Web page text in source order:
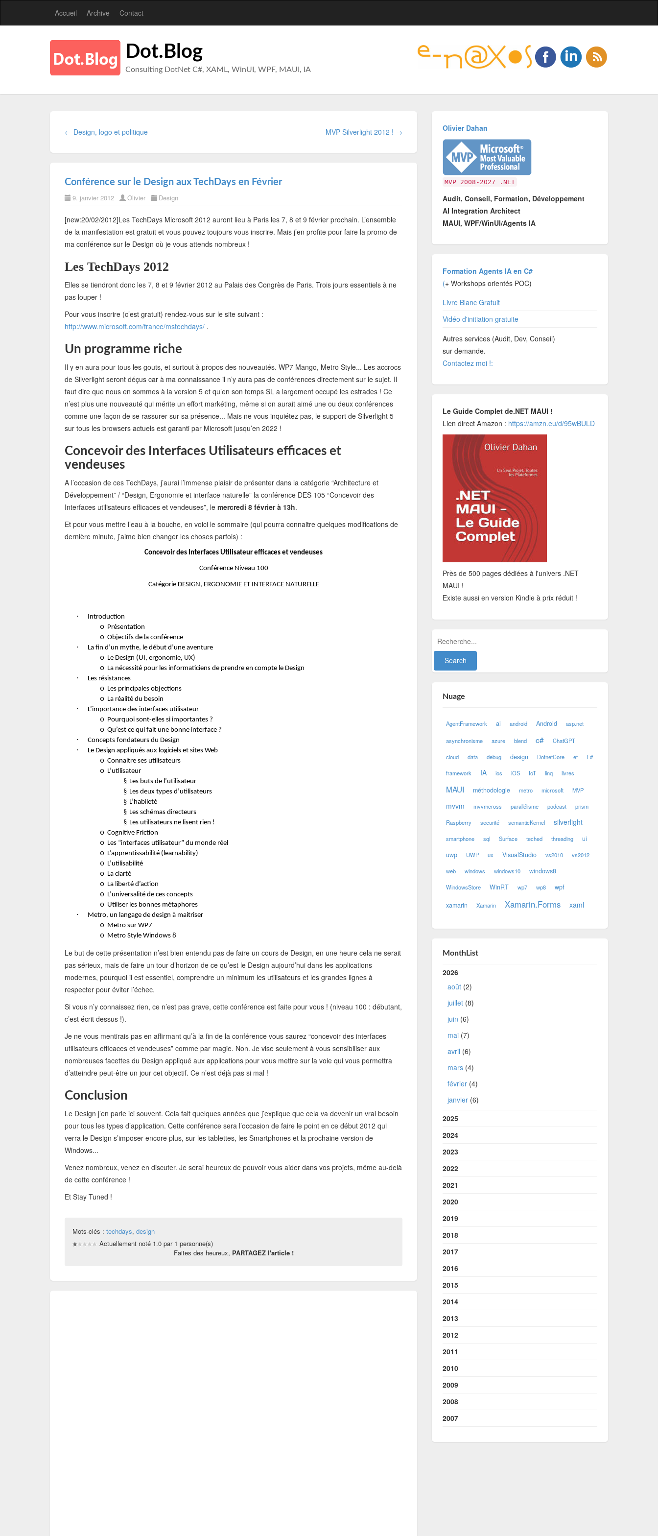
Accueil Archive Contact
Dot.Blog
Consulting DotNet C#, XAML, WinUI, WPF, MAUI, IA
← Design, logo et politique MVP Silverlight 2012 ! →
Conférence sur le Design aux TechDays en Février
9. janvier 2012 Olivier Design
[new:20/02/2012]Les TechDays Microsoft 2012 auront lieu à Paris les 7, 8 et 9 février prochain. L’ensemble
de la manifestation est gratuit et vous pouvez toujours vous inscrire. Mais j’en profite pour faire la promo de
ma conférence sur le Design où je vous attends nombreux !
Les TechDays 2012
Elles se tiendront donc les 7, 8 et 9 février 2012 au Palais des Congrès de Paris. Trois jours essentiels à ne
pas louper !
Pour vous inscrire (c’est gratuit) rendez-vous sur le site suivant :
http://www.microsoft.com/france/mstechdays/ .
Un programme riche
Il y en aura pour tous les gouts, et surtout à propos des nouveautés. WP7 Mango, Metro Style... Les accrocs
de Silverlight seront déçus car à ma connaissance il n’y aura pas de conférences directement sur le sujet. Il
faut dire que nous en sommes à la version 5 et qu’en son temps SL a largement occupé les estrades ! Ce
n’est plus une nouveauté qui mérite un effort markéting, même si on aurait aimé une ou deux conférences
comme une façon de se rassurer sur sa présence... Mais ne vous inquiétez pas, le support de Silverlight 5
sur tous les browsers actuels est garanti par Microsoft jusqu’en 2022 !
Concevoir des Interfaces Utilisateurs efficaces et
vendeuses
A l’occasion de ces TechDays, j’aurai l’immense plaisir de présenter dans la catégorie “Architecture et
Développement” / “Design, Ergonomie et interface naturelle” la conférence DES 105 “Concevoir des
Interfaces utilisateurs efficaces et vendeuses”, le mercredi 8 février à 13h.
Et pour vous mettre l’eau à la bouche, en voici le sommaire (qui pourra connaitre quelques modifications de
dernière minute, j’aime bien changer les choses parfois) :
Concevoir des Interfaces Utilisateur efficaces et vendeuses
Conférence Niveau 100
Catégorie DESIGN, ERGONOMIE ET INTERFACE NATURELLE
· Introduction
o Présentation
o Objectifs de la conférence
· La fin d’un mythe, le début d’une aventure
o Le Design (UI, ergonomie, UX)
o La nécessité pour les informaticiens de prendre en compte le Design
· Les résistances
o Les principales objections
o La réalité du besoin
· L’importance des interfaces utilisateur
o Pourquoi sont-elles si importantes ?
o Qu’est ce qui fait une bonne interface ?
· Concepts fondateurs du Design
· Le Design appliqués aux logiciels et sites Web
o Connaitre ses utilisateurs
o L’utilisateur
§ Les buts de l’utilisateur
§ Les deux types d’utilisateurs
§ L’habileté
§ Les schémas directeurs
§ Les utilisateurs ne lisent rien !
o Cognitive Friction
o Les “interfaces utilisateur” du monde réel
o L’apprentissabilité (learnability)
o L’utilisabilité
o La clarté
o La liberté d’action
o L’universalité de ces concepts
o Utiliser les bonnes métaphores
· Metro, un langage de design à maitriser
o Metro sur WP7
o Metro Style Windows 8
Le but de cette présentation n’est bien entendu pas de faire un cours de Design, en une heure cela ne serait
pas sérieux, mais de faire un tour d’horizon de ce qu’est le Design aujourd’hui dans les applications
modernes, pourquoi il est essentiel, comprendre un minimum les utilisateurs et les grandes lignes à
respecter pour éviter l’échec.
Si vous n’y connaissez rien, ce n’est pas grave, cette conférence est faite pour vous ! (niveau 100 : débutant,
c’est écrit dessus !).
Je ne vous mentirais pas en affirmant qu’à la fin de la conférence vous saurez “concevoir des interfaces
utilisateurs efficaces et vendeuses” comme par magie. Non. Je vise seulement à vous sensibiliser aux
nombreuses facettes du Design appliqué aux applications pour vous mettre sur la voie qui vous permettra
d’atteindre peut-être un jour cet objectif. Ce n’est déjà pas si mal !
Conclusion
Le Design j’en parle ici souvent. Cela fait quelques années que j’explique que cela va devenir un vrai besoin
pour tous les types d’application. Cette conférence sera l’occasion de faire le point en ce début 2012 qui
verra le Design s’imposer encore plus, sur les tablettes, les Smartphones et la prochaine version de
Windows...
Venez nombreux, venez en discuter. Je serai heureux de pouvoir vous aider dans vos projets, même au-delà
de cette conférence !
Et Stay Tuned !
Mots-clés : techdays, design
Actuellement noté 1.0 par 1 personne(s)
Faites des heureux, PARTAGEZ l'article !
Olivier Dahan
MVP 2008-2027 .NET
Audit, Conseil, Formation, Développement
AI Integration Architect
MAUI, WPF/WinUI/Agents IA
Formation Agents IA en C#
(+ Workshops orientés POC)
Livre Blanc Gratuit
Vidéo d'initiation gratuite
Autres services (Audit, Dev, Conseil)
sur demande.
Contactez moi !:
Le Guide Complet de.NET MAUI !
Lien direct Amazon : https://amzn.eu/d/95wBULD
Près de 500 pages dédiées à l'univers .NET
MAUI !
Existe aussi en version Kindle à prix réduit !
Nuage
AgentFramework ai android Android asp.net
asynchronisme azure blend c# ChatGPT
cloud data debug design DotnetCore ef F#
framework IA ios iOS IoT linq livres
MAUI méthodologie metro microsoft MVP
mvvm mvvmcross parallélisme podcast prism
Raspberry securité semanticKernel silverlight
smartphone sql Surface teched threading
ui
uwp
UWP ux VisualStudio vs2010 vs2012
web windows windows10 windows8
WindowsStore WinRT wp7 wp8 wpf
xamarin Xamarin Xamarin.Forms xaml
MonthList
2026
août(2)
juillet(8)
juin (6)
mai(7)
avril (6)
mars(4)
février(4)
janvier(6)
2025
2024
2023
2022
2021
2020
2019
2018
2017
2016
2015
2014
2013
2012
2011
2010
2009
2008
2007